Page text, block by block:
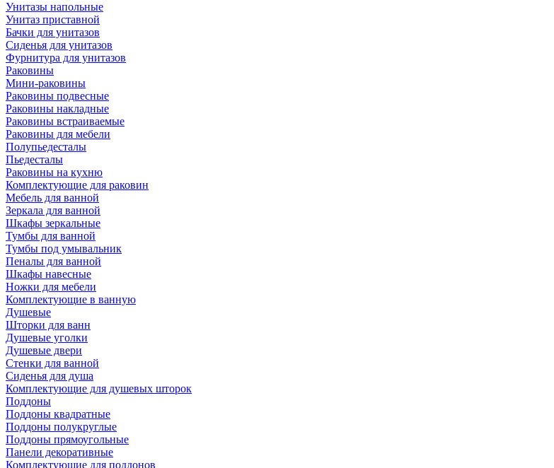
Унитазы напольные
Унитаз приставной
Бачки для унитазов
Сиденья для унитазов
Фурнитура для унитазов
Раковины
Мини-раковины
Раковины подвесные
Раковины накладные
Раковины встраиваемые
Раковины для мебели
Полупьедесталы
Пьедесталы
Раковины на кухню
Комплектующие для раковин
Мебель для ванной
Зеркала для ванной
Шкафы зеркальные
Тумбы для ванной
Тумбы под умывальник
Пеналы для ванной
Шкафы навесные
Ножки для мебели
Комплектующие в ванную
Душевые
Шторки для ванн
Душевые уголки
Душевые двери
Стенки для ванной
Сиденья для душа
Комплектующие для душевых шторок
Поддоны
Поддоны квадратные
Поддоны полукруглые
Поддоны прямоугольные
Панели декоративные
Комплектующие для поддонов